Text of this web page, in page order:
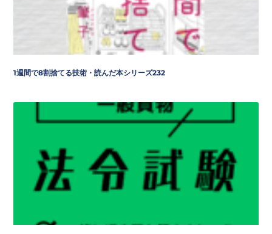
1週間で8割捨てる技術・読んだ本シリーズ232